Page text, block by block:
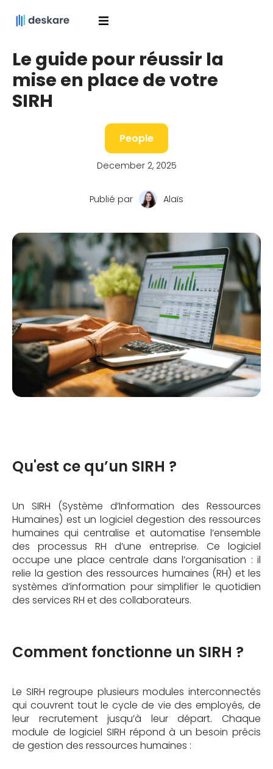
Le guide pour réussir la
mise en place de votre
SIRH
People
December 2, 2025
Publié par Alaïs
Qu'est ce qu’un SIRH ?
Un SIRH (Système d’Information des Ressources
Humaines) est un logiciel degestion des ressources
humaines qui centralise et automatise l’ensemble
des processus RH d’une entreprise. Ce logiciel
occupe une place centrale dans l’organisation : il
relie la gestion des ressources humaines (RH) et les
systèmes d’information pour simplifier le quotidien
des services RH et des collaborateurs.
Comment fonctionne un SIRH ?
Le SIRH regroupe plusieurs modules interconnectés
qui couvrent tout le cycle de vie des employés, de
leur recrutement jusqu’à leur départ. Chaque
module de logiciel SIRH répond à un besoin précis
de gestion des ressources humaines :